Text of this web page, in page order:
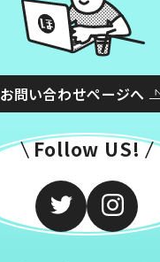
お問い合わせページへ
Follow US!